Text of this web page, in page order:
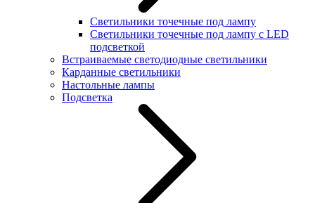
Светильники точечные под лампу
Светильники точечные под лампу с LED
подсветкой
Встраиваемые светодиодные светильники
Карданные светильники
Настольные лампы
Подсветка